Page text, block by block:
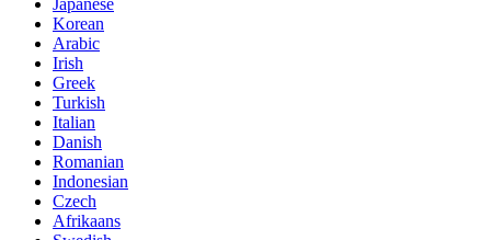
Korean
Arabic
Irish
Greek
Turkish
Italian
Danish
Romanian
Indonesian
Czech
Afrikaans